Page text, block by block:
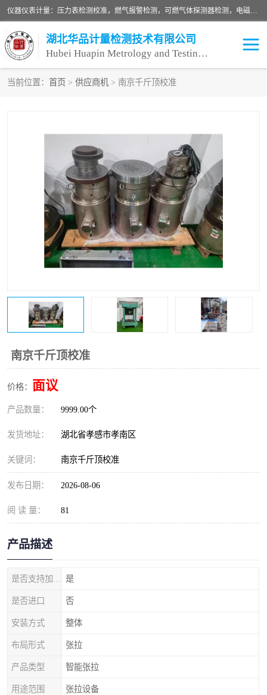
仪器仪表计量：压力表检测校准，燃气报警检测，可燃气体探测器检测，电磁流量计检测校准，明渠流量计检测，千斤顶检测标定，仪器校准，量具校准，仪表检测，仪器检测，计量设备校准；洁净室检测：洁净度检测，洁净厂房检测，无尘洁净室检测，悬浮粒子检测，*过滤器检测；安全阀校验：安全阀校验，安全阀检验，安全阀检测，安全阀年检，安全阀校正，安全阀校准；
湖北华品计量检测技术有限公司
Hubei Huapin Metrology and Testing Technology Co. , Ltd.
当前位置： 首页 > 供应商机 > 南京千斤顶校准
南京千斤顶校准
价格： 面议
产品数量： 9999.00个
发货地址： 湖北省孝感市孝南区
关键词： 南京千斤顶校准
发布日期： 2026-08-06
阅 读 量： 81
产品描述
是
是否进口 否
安装方式 整体
布局形式 张拉
产品类型 智能张拉
用途范围 张拉设备
安全阀校验 计量设备校准
可燃气体探测器
压力表校准